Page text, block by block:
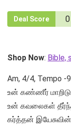
Deal Score 0
Shop Now: Bible,
Am, 4/4, Tempo -
உன் கண்ணீர்
உன் கவலைகள்
கர்த்தன்